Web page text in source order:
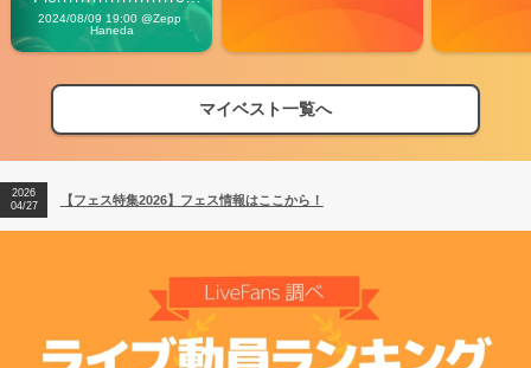
Vibes
2024/08/09 19:00 @Zepp
Haneda
マイベスト一覧へ
【フェス特集2026】フェス情報はここから！
【ライブ動員ランキング】2026年上半期編発表！
2026
04/27
【フェス特集2026】フェス情報はここから！
2026